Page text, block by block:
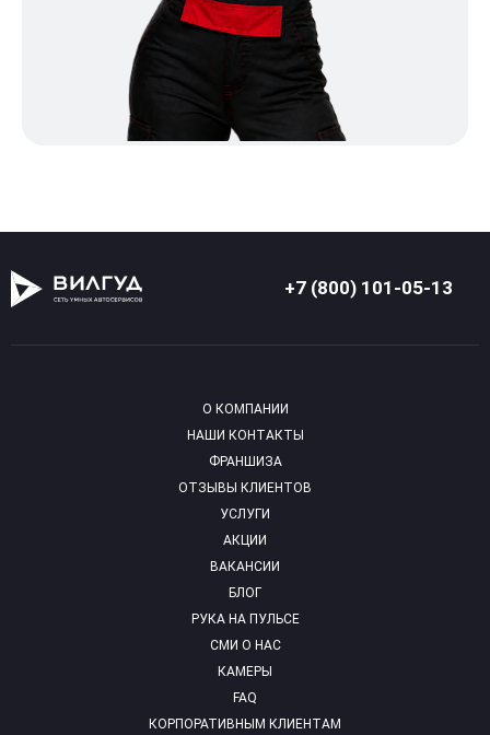
+7 (800) 101-05-13
О КОМПАНИИ
НАШИ КОНТАКТЫ
ФРАНШИЗА
ОТЗЫВЫ КЛИЕНТОВ
УСЛУГИ
АКЦИИ
ВАКАНСИИ
БЛОГ
РУКА НА ПУЛЬСЕ
СМИ О НАС
КАМЕРЫ
FAQ
КОРПОРАТИВНЫМ КЛИЕНТАМ